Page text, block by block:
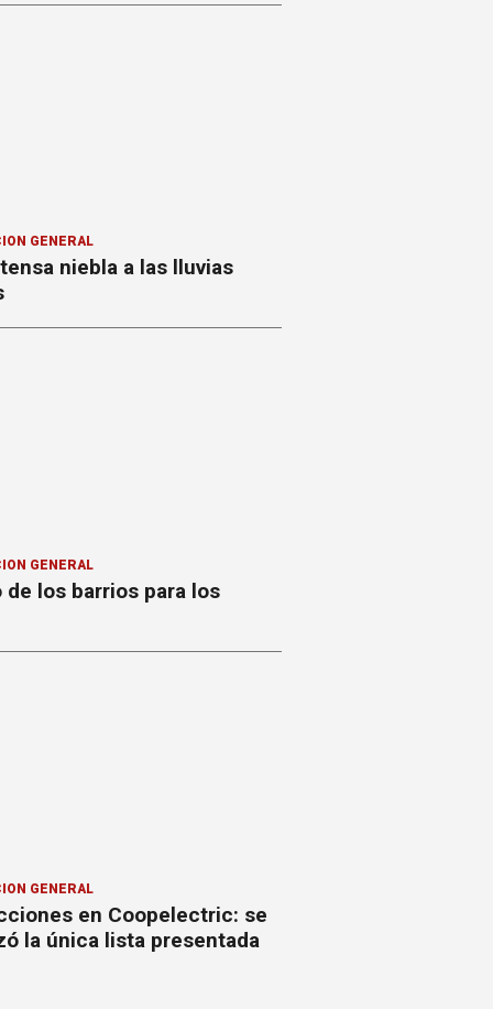
GENERAL
niebla a las lluvias
GENERAL
de los barrios para los
GENERAL
en Coopelectric: se
la única lista presentada